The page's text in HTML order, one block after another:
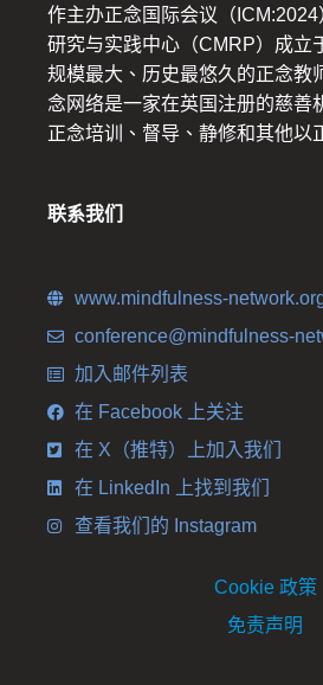
作主办正念国际会议（
研究与实践中心（CMRP）成立
规模最大、历史最悠久的正念教
念网络是一家在英国注册的慈善
正念培训、督导、静修和其他以
联系我们
www.mindfulness-
conference@mindfulness-
加入邮件列表
在 Facebook 上关注
在 X（推特）上加入我们
在 LinkedIn 上找到我们
查看我们的 Instagram
Cookie 政策
免责声明